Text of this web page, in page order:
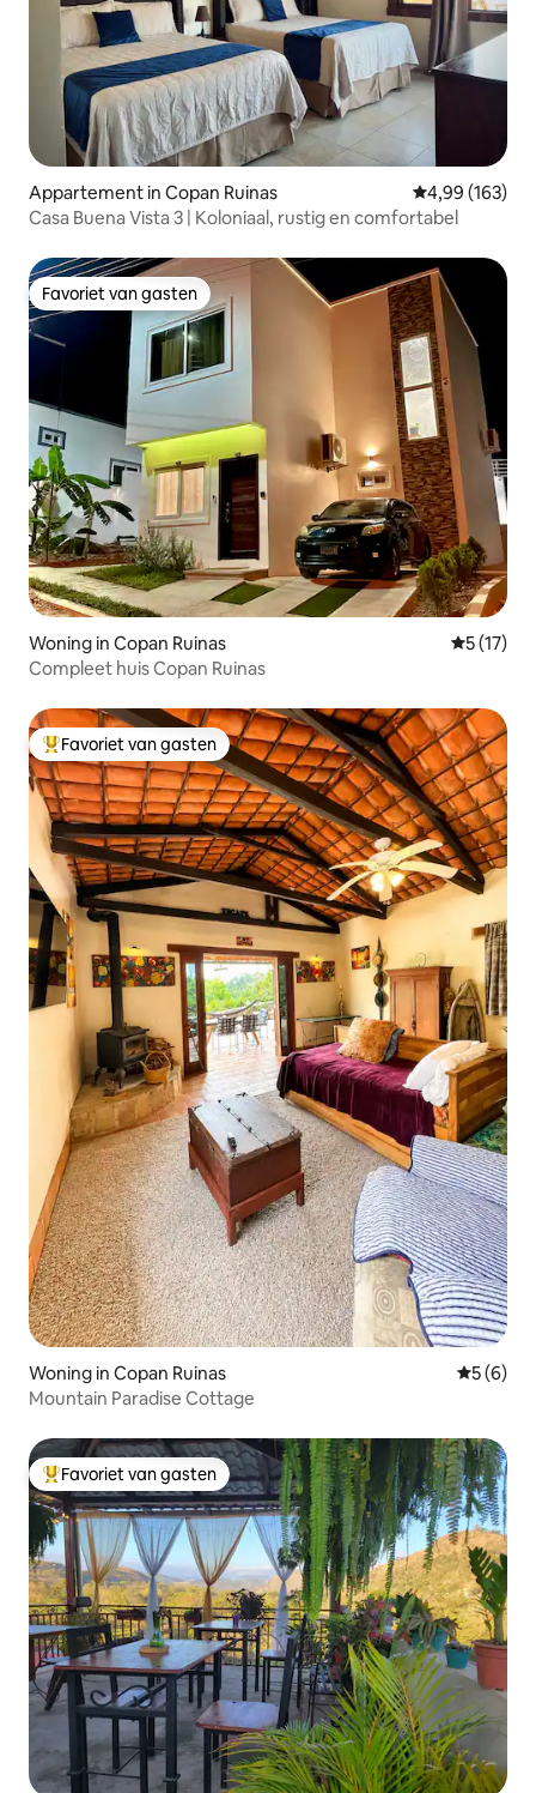
Appartement in Copan Ruinas Gemiddelde
4,99 (163)
Casa Buena Vista 3 | Koloniaal, rustig en comfortabel
Favoriet van gasten
Favoriet van gasten
Woning in Copan Ruinas
5 (17)
Compleet huis Copan Ruinas
Topfavoriet van gasten
Favoriet van gasten
Woning in Copan Ruinas
5 (6)
Mountain Paradise Cottage
Topfavoriet van gasten
Favoriet van gasten